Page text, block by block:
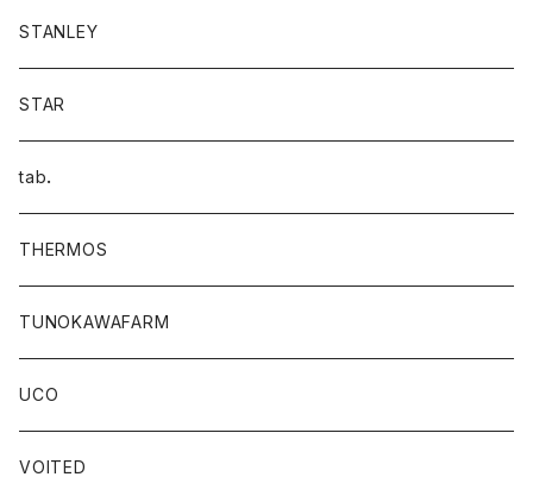
STANLEY
STAR
tab．
THERMOS
TUNOKAWAFARM
UCO
VOITED